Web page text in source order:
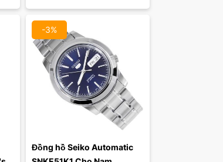
-3%
Đồng hồ Seiko Automatic